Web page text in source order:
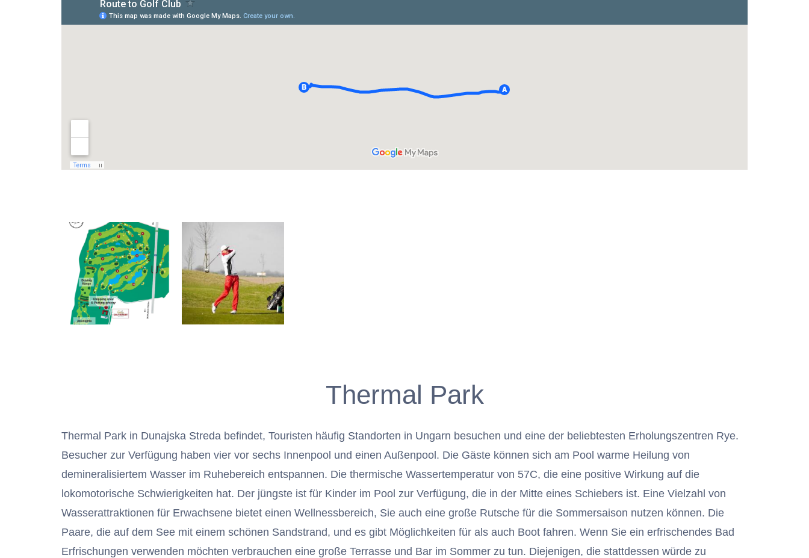
Thermal Park
Thermal Park in Dunajska Streda befindet, Touristen häufig Standorten in Ungarn besuchen und eine der beliebtesten Erholungszentren Rye.
Besucher zur Verfügung haben vier vor sechs Innenpool und einen Außenpool. Die Gäste können sich am Pool warme Heilung von
demineralisiertem Wasser im Ruhebereich entspannen. Die thermische Wassertemperatur von 57C, die eine positive Wirkung auf die
lokomotorische Schwierigkeiten hat. Der jüngste ist für Kinder im Pool zur Verfügung, die in der Mitte eines Schiebers ist. Eine Vielzahl von
Wasserattraktionen für Erwachsene bietet einen Wellnessbereich, Sie auch eine große Rutsche für die Sommersaison nutzen können. Die
Paare, die auf dem See mit einem schönen Sandstrand, und es gibt Möglichkeiten für als auch Boot fahren. Wenn Sie ein erfrischendes Bad
Erfrischungen verwenden möchten verbrauchen eine große Terrasse und Bar im Sommer zu tun. Diejenigen, die stattdessen würde zu